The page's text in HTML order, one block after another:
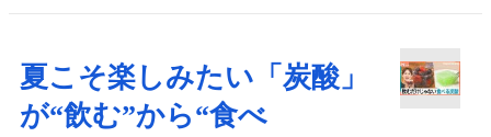
夏こそ楽しみたい「炭酸」
が“飲む”から“食べ